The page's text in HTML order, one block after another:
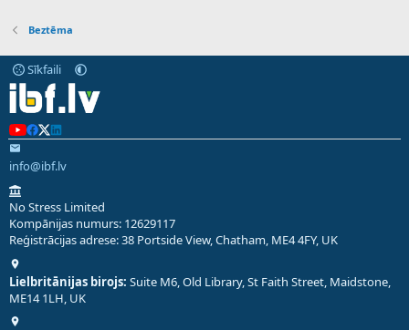
Beztēma
Sīkfaili
info@ibf.lv
No Stress Limited
Kompānijas numurs: 12629117
Reģistrācijas adrese: 38 Portside View, Chatham, ME4 4FY, UK
Lielbritānijas birojs: Suite M6, Old Library, St Faith Street, Maidstone,
ME14 1LH, UK